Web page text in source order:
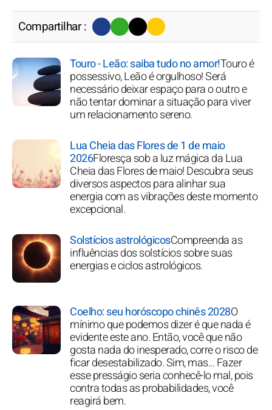
Compartilhar :
Touro - Leão: saiba tudo no amor!Touro é
possessivo, Leão é orgulhoso! Será
necessário deixar espaço para o outro e
não tentar dominar a situação para viver
um relacionamento sereno.
Lua Cheia das Flores de 1 de maio
2026Floresça sob a luz mágica da Lua
Cheia das Flores de maio! Descubra seus
diversos aspectos para alinhar sua
energia com as vibrações deste momento
excepcional.
Solstícios astrológicosCompreenda as
influências dos solstícios sobre suas
energias e ciclos astrológicos.
Coelho: seu horóscopo chinês 2028O
mínimo que podemos dizer é que nada é
evidente este ano. Então, você que não
gosta nada do inesperado, corre o risco de
ficar desestabilizado. Sim, mas... Fazer
esse presságio seria conhecê-lo mal, pois
contra todas as probabilidades, você
reagirá bem.